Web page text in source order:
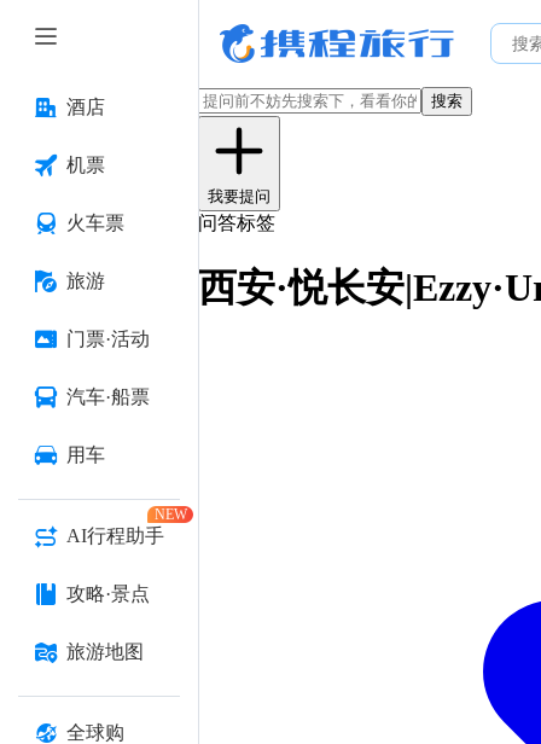
酒店
机票
火车票
旅游
门票·活动
汽车·船票
用车
AI行程助手
NEW
攻略·景点
旅游地图
全球购
搜索
我要提问
问答标签
西安·悦长安